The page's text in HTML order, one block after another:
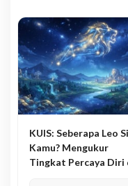
KUIS: Seberapa Leo
Kamu? Mengukur
Tingkat Percaya Diri